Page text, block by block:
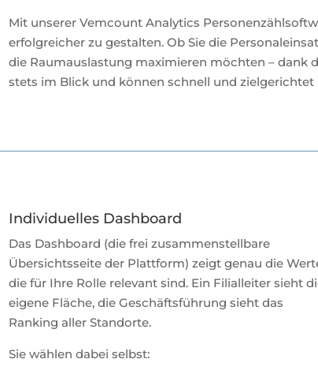
Mit unserer Vemcount Analytics
erfolgreicher zu gestalten. Ob Sie die
die Raumauslastung maximieren möchten – dank
stets im Blick und können schnell und zielgerichtet
Individuelles Dashboard
Das Dashboard (die frei zusammenstellbare
Übersichtsseite der Plattform) zeigt genau die
die für Ihre Rolle relevant sind. Ein Filialleiter sieht
eigene Fläche, die Geschäftsführung sieht das
Ranking aller Standorte.
Sie wählen dabei selbst: